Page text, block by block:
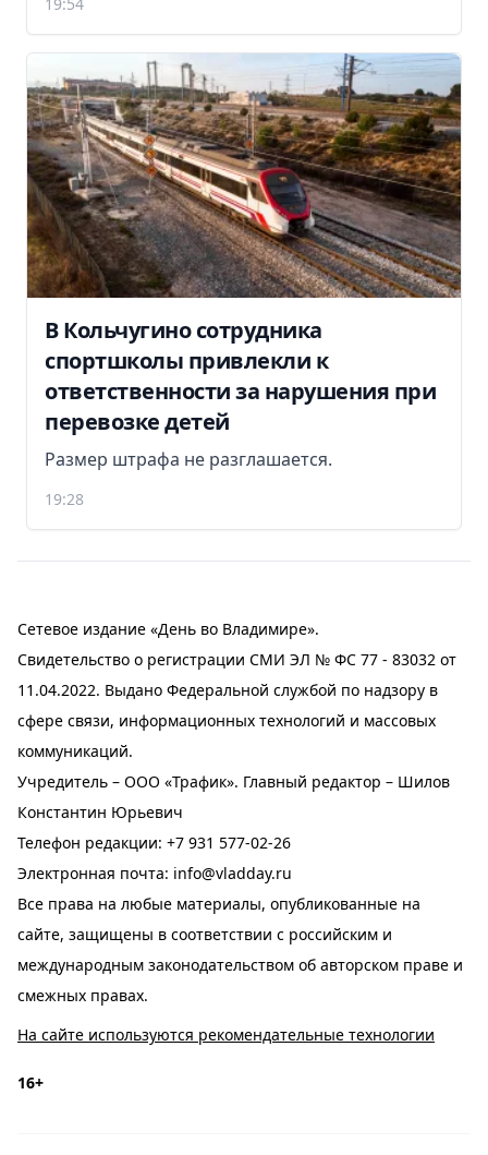
В Кольчугино сотрудника
спортшколы привлекли к
ответственности за нарушения при
перевозке детей
Размер штрафа не разглашается.
19:28
Сетевое издание «День во Владимире».
Свидетельство о регистрации СМИ ЭЛ № ФС 77 - 83032 от
11.04.2022. Выдано Федеральной службой по надзору в
сфере связи, информационных технологий и массовых
коммуникаций.
Учредитель – ООО «Трафик». Главный редактор – Шилов
Константин Юрьевич
Телефон редакции: +7 931 577-02-26
Электронная почта: info@vladday.ru
Все права на любые материалы, опубликованные на
сайте, защищены в соответствии с российским и
международным законодательством об авторском праве и
смежных правах.
На сайте используются рекомендательные технологии
16+